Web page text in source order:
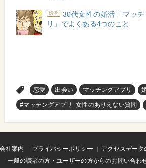
婚活
30代女性の婚活「マッ
リ」でよくある4つのこと
恋愛 出会い マッチングアプリ
#マッチングアプリ_女性のありえない質問
会社案内 プライバシーポリシー
アクセスデー
一般の読者の方・ユーザーの方からのお問い合わ